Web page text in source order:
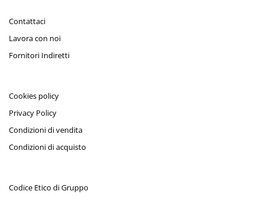
Contattaci
Lavora con noi
Fornitori Indiretti
Cookies policy
Privacy Policy
Condizioni di vendita
Condizioni di acquisto
Codice Etico di Gruppo